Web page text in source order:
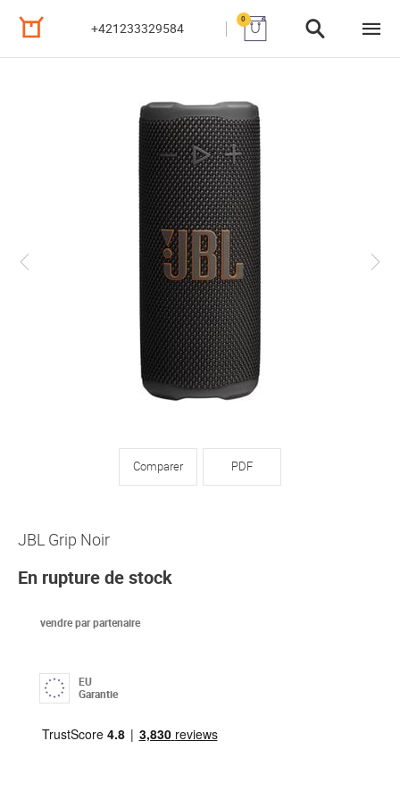
+421233329584
0
Comparer PDF
JBL Grip Noir
En rupture de stock
vendre par partenaire
EU
Garantie